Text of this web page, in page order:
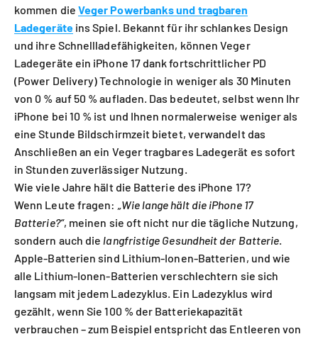
kommen die Veger Powerbanks und tragbaren
Ladegeräteins Spiel. Bekannt für ihr schlankes Design
und ihre Schnellladefähigkeiten, können Veger
Ladegeräte ein iPhone 17 dank fortschrittlicher PD
(Power Delivery) Technologie in weniger als 30 Minuten
von 0 % auf 50 % aufladen. Das bedeutet, selbst wenn Ihr
iPhone bei 10 % ist und Ihnen normalerweise weniger als
eine Stunde Bildschirmzeit bietet, verwandelt das
Anschließen an ein Veger tragbares Ladegerät es sofort
in Stunden zuverlässiger Nutzung.
Wie viele Jahre hält die Batterie des iPhone 17?
Wenn Leute fragen: „Wie lange hält die iPhone 17
Batterie?“, meinen sie oft nicht nur die tägliche Nutzung,
sondern auch die langfristige Gesundheit der Batterie.
Apple-Batterien sind Lithium-Ionen-Batterien, und wie
alle Lithium-Ionen-Batterien verschlechtern sie sich
langsam mit jedem Ladezyklus. Ein Ladezyklus wird
gezählt, wenn Sie 100 % der Batteriekapazität
verbrauchen – zum Beispiel entspricht das Entleeren von